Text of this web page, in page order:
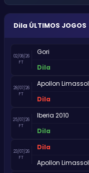
Dila ÚLTIMOS JOGOS
02/08/26
FT
Gori
Dila
28/07/26
FT
Apollon Limassol
Dila
25/07/26
FT
Iberia 2010
Dila
23/07/26
FT
Dila
Apollon Limassol